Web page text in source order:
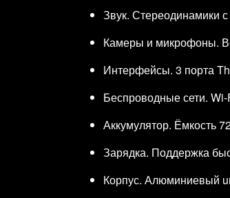
Звук. Стереодинамики
Камеры и микрофоны.
Интерфейсы. 3 порта
Беспроводные сети.
Аккумулятор. Ёмкость
Зарядка. Поддержка
Корпус. Алюминиевый